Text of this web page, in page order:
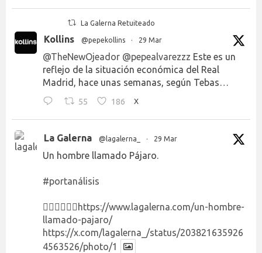
La Galerna Retuiteado
Kollins @pepekollins · 29 Mar
@TheNewOjeador @pepealvarezzz Este es un
reflejo de la situación económica del Real
Madrid, hace unas semanas, según Tebas…
55 186 X
La Galerna @lagalerna_ · 29 Mar
Un hombre llamado Pájaro.
#portanálisis
👉🏻👉🏻👉🏻 https://www.lagalerna.com/un-hombre-
llamado-pajaro/
https://x.com/lagalerna_/status/203821635926
4563526/photo/1